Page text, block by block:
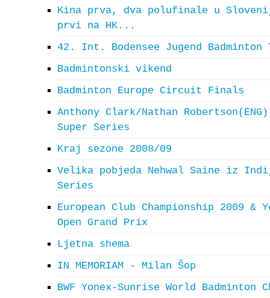
Kina prva, dva polufinale u
prvi na HK...
42. Int. Bodensee Jugend Badminton
Badmintonski vikend
Badminton Europe Circuit Finals
Anthony Clark/Nathan
Super Series
Kraj sezone 2008/09
Velika pobjeda Nehwal Saine iz
Series
European Club Championship 2009 &
Open Grand Prix
Ljetna shema
IN MEMORIAM - Milan Šop
BWF Yonex-Sunrise World Badminton